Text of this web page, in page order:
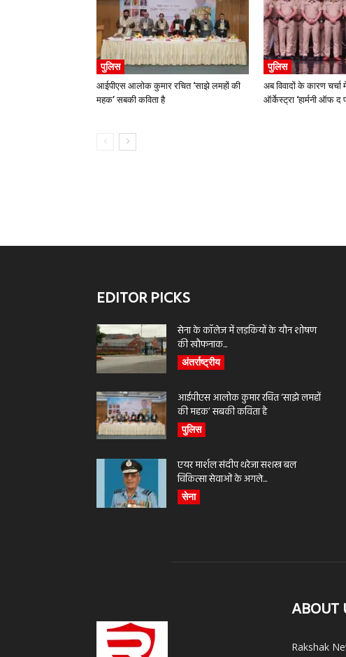
पुलिस
आईपीएस आलोक कुमार रचित ‘साझे लमहों की
महक’ सबकी कविता है
पुलिस
अब विवादों के कारण
ऑर्केस्ट्रा ‘हार्मनी ऑफ द
EDITOR PICKS
सेना के कॉलेज में लड़कियों के यौन शोषण
की खौफनाक...
अंतर्राष्ट्रीय
आईपीएस आलोक कुमार रचित ‘साझे लमहों
की महक’ सबकी कविता है
पुलिस
एयर मार्शल संदीप थरेजा सशस्त्र बल
चिकित्सा सेवाओं के अगले...
सेना
ABOUT
Rakshak